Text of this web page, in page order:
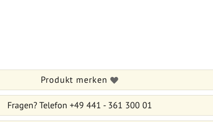
Produkt merken
Fragen?Telefon +49 441 - 361 300 01